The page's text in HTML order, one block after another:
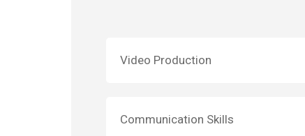
Video Production
Communication Skills